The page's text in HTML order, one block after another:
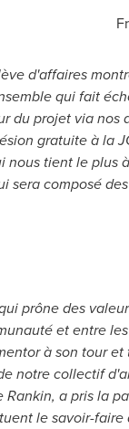
d'affaires
qui fait
du projet via
gratuite à la
tient le
sera composé
prône des
et entre
à son tour
notre collectif
a pris la
le savoir-